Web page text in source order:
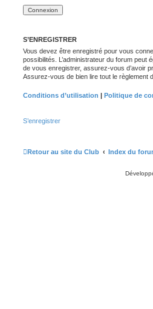
S’ENREGISTRER
Vous devez être enregistré pour vous
possibilités. L’administrateur du forum
de vous enregistrer, assurez-vous d’avoir
Assurez-vous de bien lire tout le règlement
Conditions d’utilisation | Politique de
S’enregistrer
Retour au site du Club Index du